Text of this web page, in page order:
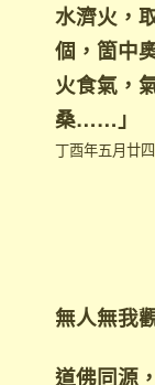
水濟火，
個，箇中
火食氣，
桑……」
丁酉年五月廿
無人無我
道佛同源